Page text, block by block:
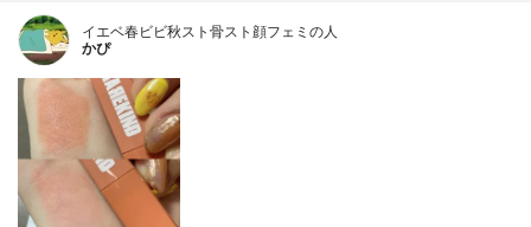
イエベ春ビビ秋スト骨スト顔フェミの人
かぴ